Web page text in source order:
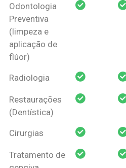
Odontologia
Preventiva
(limpeza e
aplicação de
flúor)
Radiologia
Restaurações
(Dentística)
Cirurgias
Tratamento de